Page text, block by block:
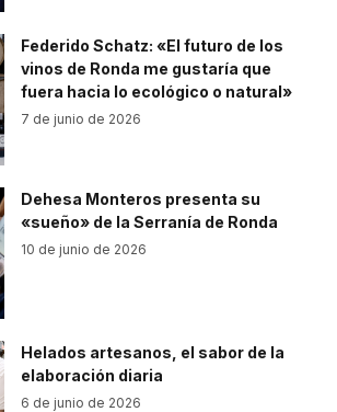
Federido Schatz: «El futuro de los
vinos de Ronda me gustaría que
fuera hacia lo ecológico o natural»
7 de junio de 2026
Dehesa Monteros presenta su
«sueño» de la Serranía de Ronda
10 de junio de 2026
Helados artesanos, el sabor de la
elaboración diaria
6 de junio de 2026